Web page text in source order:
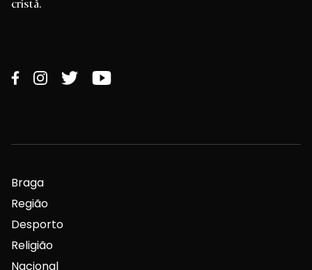
Braga
Região
Desporto
Religião
Nacional